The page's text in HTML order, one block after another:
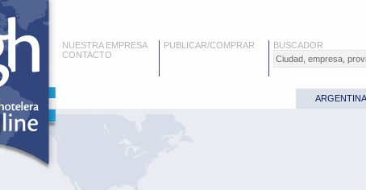
NUESTRA EMPRESA
CONTACTO
PUBLICAR/COMPRAR BUSCADOR